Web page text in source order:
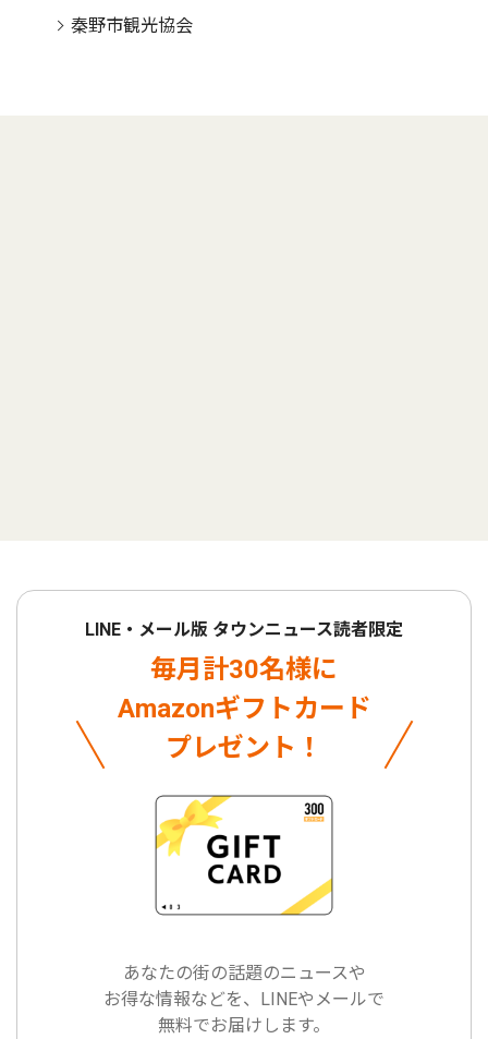
秦野市観光協会
LINE・メール版 タウンニュース読者限定
毎月計30名様に
Amazonギフトカード
プレゼント！
あなたの街の話題のニュースや
お得な情報などを、LINEやメールで
無料でお届けします。